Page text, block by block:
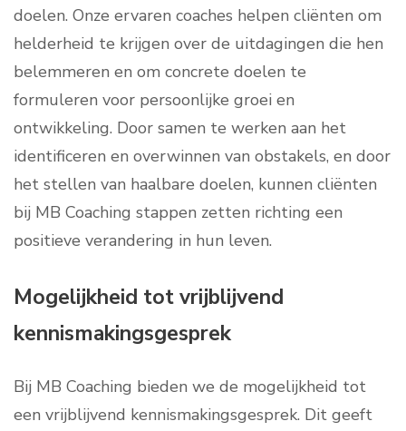
doelen. Onze ervaren coaches helpen cliënten om
helderheid te krijgen over de uitdagingen die hen
belemmeren en om concrete doelen te
formuleren voor persoonlijke groei en
ontwikkeling. Door samen te werken aan het
identificeren en overwinnen van obstakels, en door
het stellen van haalbare doelen, kunnen cliënten
bij MB Coaching stappen zetten richting een
positieve verandering in hun leven.
Mogelijkheid tot vrijblijvend
kennismakingsgesprek
Bij MB Coaching bieden we de mogelijkheid tot
een vrijblijvend kennismakingsgesprek. Dit geeft